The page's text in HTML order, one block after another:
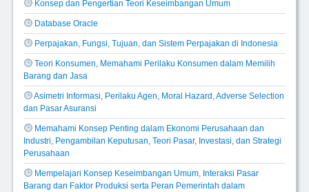
Konsep dan Pengertian Teori Keseimbangan Umum
Database Oracle
Perpajakan, Fungsi, Tujuan, dan Sistem Perpajakan di Indonesia
Teori Konsumen, Memahami Perilaku Konsumen dalam Memilih
Barang dan Jasa
Asimetri Informasi, Perilaku Agen, Moral Hazard, Adverse Selection
dan Pasar Asuransi
Memahami Konsep Penting dalam Ekonomi Perusahaan dan
Industri, Pengambilan Keputusan, Teori Pasar, Investasi, dan Strategi
Perusahaan
Mempelajari Konsep Keseimbangan Umum, Interaksi Pasar
Barang dan Faktor Produksi serta Peran Pemerintah dalam